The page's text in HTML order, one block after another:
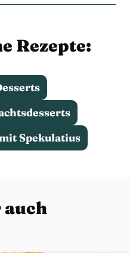
Rezepte:
Spekulatius
auch